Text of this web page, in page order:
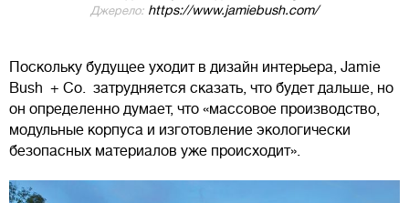
Джерело: https://www.jamiebush.com/
Поскольку будущее уходит в дизайн интерьера, Jamie
Bush + Co. затрудняется сказать, что будет дальше, но
он определенно думает, что «массовое производство,
модульные корпуса и изготовление экологически
безопасных материалов уже происходит».